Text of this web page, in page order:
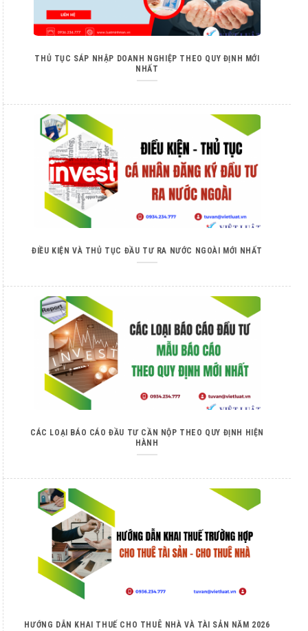
THỦ TỤC SÁP NHẬP DOANH NGHIỆP THEO QUY ĐỊNH MỚI
NHẤT
ĐIỀU KIỆN VÀ THỦ TỤC ĐẦU TƯ RA NƯỚC NGOÀI MỚI NHẤT
CÁC LOẠI BÁO CÁO ĐẦU TƯ CẦN NỘP THEO QUY ĐỊNH HIỆN
HÀNH
HƯỚNG DẪN KHAI THUẾ CHO THUÊ NHÀ VÀ TÀI SẢN NĂM 2026